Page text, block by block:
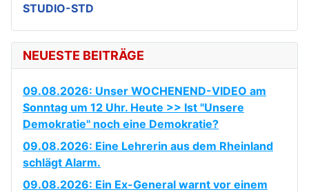
STUDIO-STD
NEUESTE BEITRÄGE
09.08.2026: Unser WOCHENEND-VIDEO am
Sonntag um 12 Uhr. Heute >> Ist "Unsere
Demokratie" noch eine Demokratie?
09.08.2026: Eine Lehrerin aus dem Rheinland
schlägt Alarm.
09.08.2026: Ein Ex-General warnt vor einem